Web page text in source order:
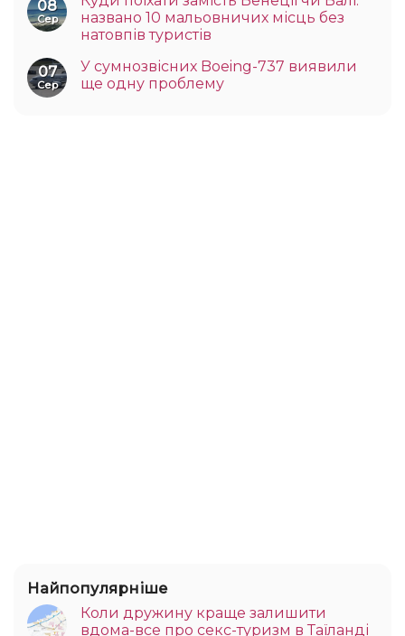
08
Сер
названо 10 мальовничих місць без
натовпів туристів
07
Сер
У сумнозвісних Boeing-737 виявили
ще одну проблему
Найпопулярніше
Коли дружину краще залишити
вдома-все про секс-туризм в Таїланді